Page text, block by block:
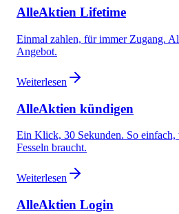
AlleAktien Lifetime
Einmal zahlen, für immer Zugang.
Angebot.
Weiterlesen
AlleAktien kündigen
Ein Klick, 30 Sekunden. So
Fesseln braucht.
Weiterlesen
AlleAktien Login